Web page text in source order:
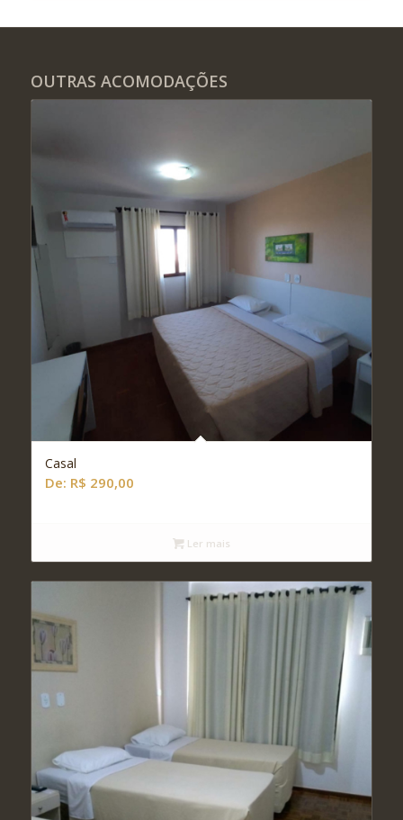
OUTRAS ACOMODAÇÕES
Casal
De: R$ 290,00
Ler mais